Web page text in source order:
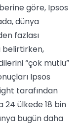
göre, Ipsos
dünya
fazlası
belirtirken,
“çok mutlu”
Ipsos
tarafından
24 ülkede 18 bin
bugün daha